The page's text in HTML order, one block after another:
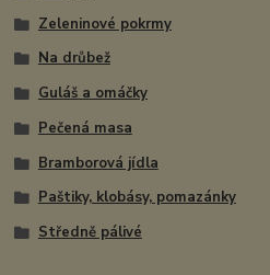
Zeleninové pokrmy
Na drůbež
Guláš a omáčky
Pečená masa
Bramborová jídla
Paštiky, klobásy, pomazánky
Středně pálivé